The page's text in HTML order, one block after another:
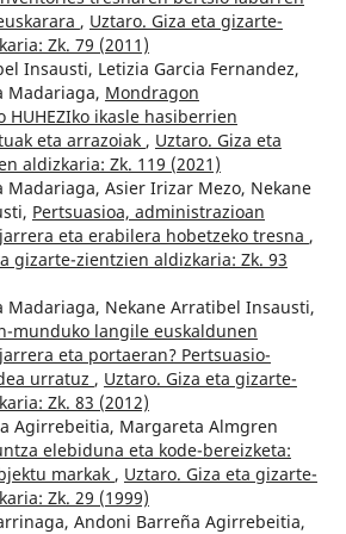
, Uztaro. Giza eta gizarte-
Zk. 79 (2011)
Insausti, Letizia Garcia Fernandez,
Madariaga, Mondragon
HUHEZIko ikasle hasiberrien
eta arrazoiak , Uztaro. Giza eta
aldizkaria: Zk. 119 (2021)
Madariaga, Asier Irizar Mezo, Nekane
Pertsuasioa, administrazioan
eta erabilera hobetzeko tresna ,
gizarte-zientzien aldizkaria: Zk. 93
Madariaga, Nekane Arratibel Insausti,
munduko langile euskaldunen
eta portaeran? Pertsuasio-
urratuz , Uztaro. Giza eta gizarte-
Zk. 83 (2012)
Agirrebeitia, Margareta Almgren
elebiduna eta kode-bereizketa:
markak , Uztaro. Giza eta gizarte-
Zk. 29 (1999)
Andoni Barreña Agirrebeitia,